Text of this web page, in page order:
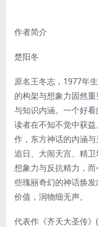
作者简介
楚阳冬
原名王冬志，1977年
的构架与想象力固然
与知识内涵。一个好
读者在不知不觉中获
作，东方神话的内涵
追日、大闹天宫、精
想象力与反抗精力，
些瑰丽奇幻的神话焕
价值，润物细无声。
代表作《齐天大圣传